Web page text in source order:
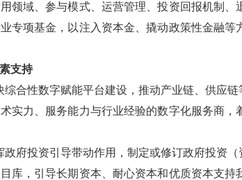
领域、参与模式、运营管理、投资回报机制
专项基金，以注入资本金、撬动政策性金融
支持
综合性数字赋能平台建设，推动产业链、供应
实力、服务能力与行业经验的数字化服务商
政府投资引导带动作用，制定或修订政府投资
库，引导长期资本、耐心资本和优质资本支